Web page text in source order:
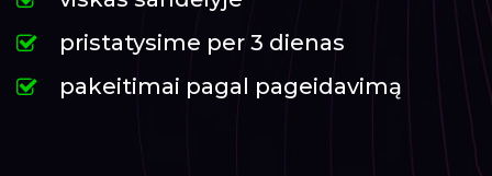
pristatysime per 3 dienas
pakeitimai pagal pageidavimą